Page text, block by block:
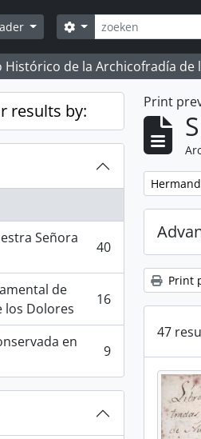
zoeken
Search options
Histórico de la Archicofradía de
results by:
Señora
40
de
los Dolores
16
en
9
Print
Remove
Print
47